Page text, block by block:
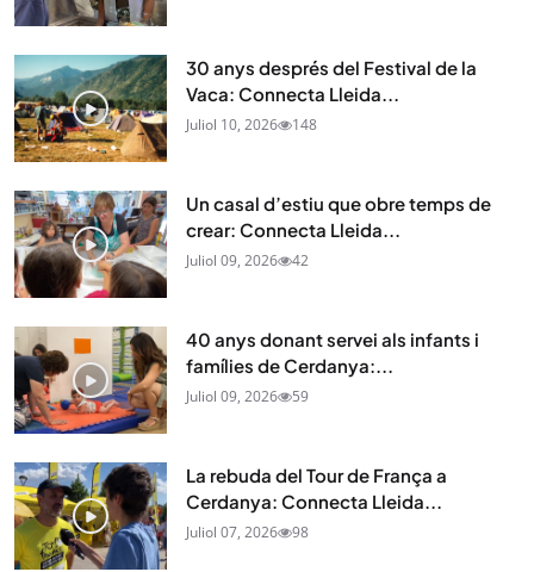
30 anys després del Festival de la
Vaca: Connecta Lleida...
Juliol 10, 2026 148
Un casal d’estiu que obre temps de
crear: Connecta Lleida...
Juliol 09, 2026 42
40 anys donant servei als infants i
famílies de Cerdanya:...
Juliol 09, 2026 59
La rebuda del Tour de França a
Cerdanya: Connecta Lleida...
Juliol 07, 2026 98